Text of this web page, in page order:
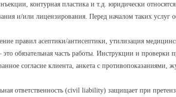
контурная пластика и т.д. юридически
и/или лицензирования. Перед началом таких услуг
правил асептики/антисептики, утилизация
обязательная часть работы. Инструкции и проверки
согласие клиента, анкета с противопоказаниями,
ответственность (civil liability) защищает при